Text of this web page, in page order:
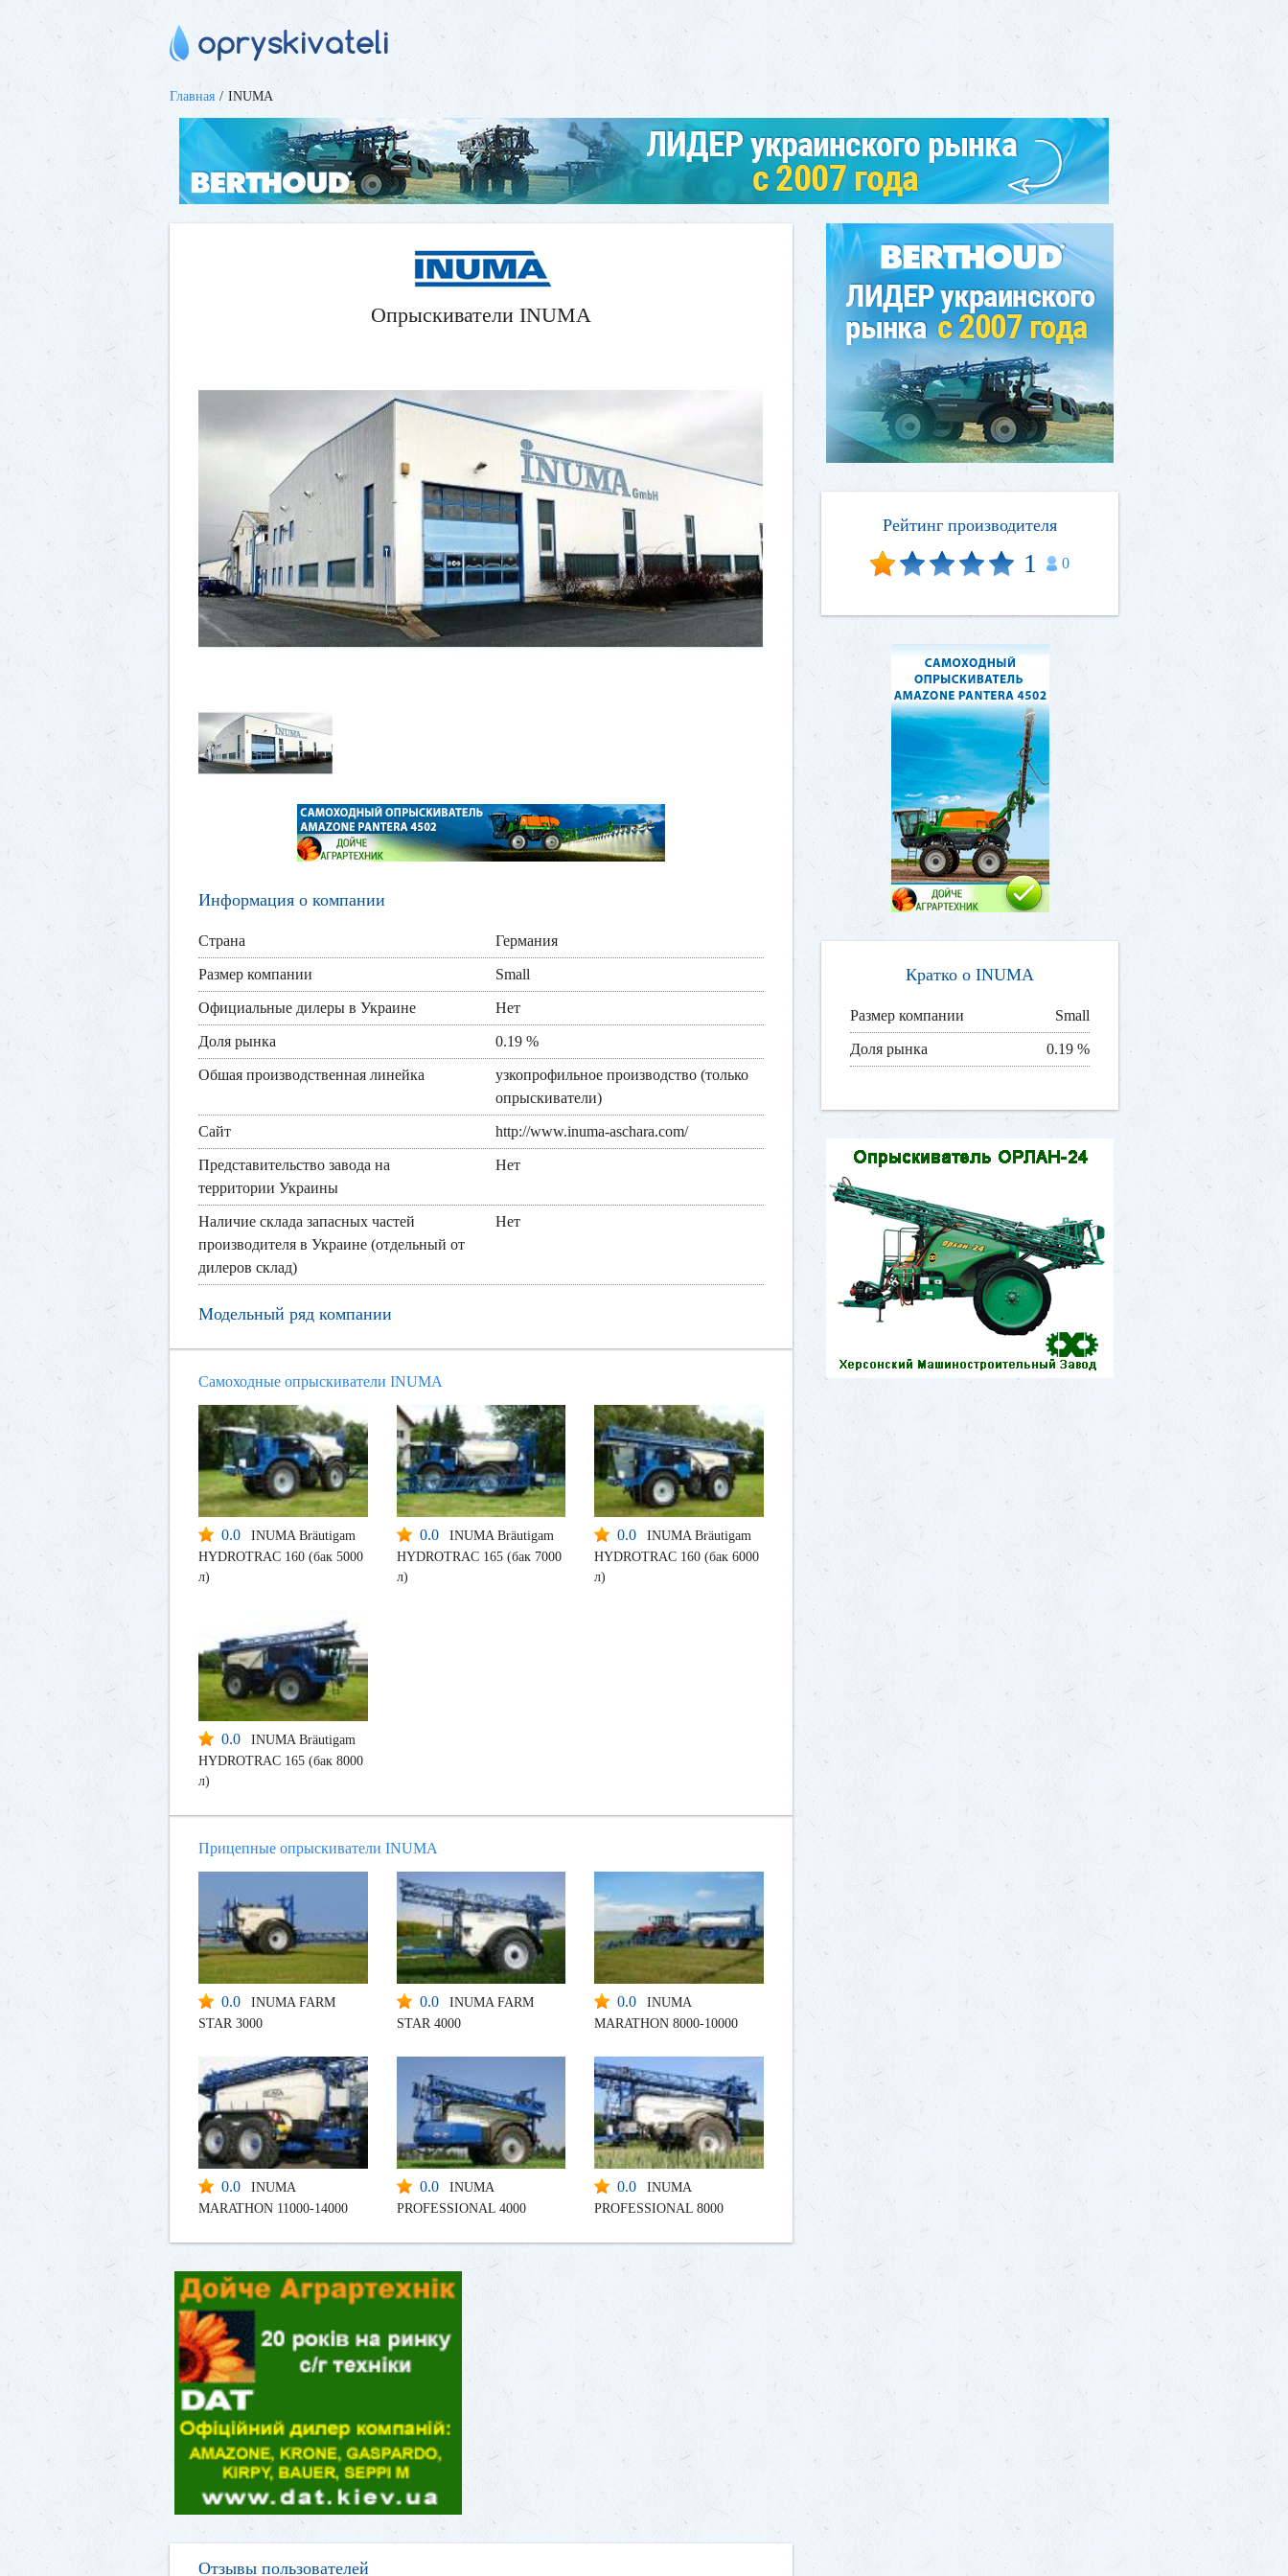
Главная INUMA
Опрыскиватели INUMA
Информация о компании
Страна Германия
Размер компании Small
Официальные дилеры в Украине Нет
Доля рынка 0.19 %
Обшая производственная линейка
узкопрофильное производство (только
опрыскиватели)
Сайт http://www.inuma-aschara.com/
Представительство завода на
территории Украины
Нет
Наличие склада запасных частей
производителя в Украине (отдельный от
дилеров склад)
Нет
Модельный ряд компании
Самоходные опрыскиватели INUMA
0.0
INUMA Bräutigam
HYDROTRAC 160 (бак 5000
л)
0.0
INUMA Bräutigam
HYDROTRAC 165 (бак 7000
л)
0.0
INUMA Bräutigam
HYDROTRAC 160 (бак 6000
л)
0.0
INUMA Bräutigam
HYDROTRAC 165 (бак 8000
л)
Прицепные опрыскиватели INUMA
0.0
INUMA FARM
STAR 3000
0.0
INUMA FARM
STAR 4000
0.0
INUMA
MARATHON 8000-10000
0.0
INUMA
MARATHON 11000-14000
0.0
INUMA
PROFESSIONAL 4000
0.0
INUMA
PROFESSIONAL 8000
Отзывы пользователей
Рейтинг производителя
1 0
Кратко о INUMA
Размер компании Small
Доля рынка 0.19 %